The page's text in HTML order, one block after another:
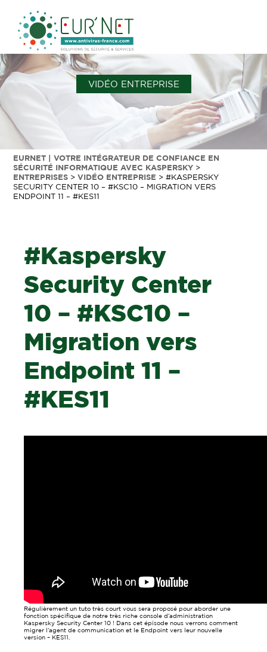
VIDÉO ENTREPRISE
EURNET | VOTRE INTÉGRATEUR DE CONFIANCE EN
SÉCURITÉ INFORMATIQUE AVEC KASPERSKY >
ENTREPRISES >VIDÉO ENTREPRISE >#KASPERSKY
SECURITY CENTER 10 – #KSC10 – MIGRATION VERS
ENDPOINT 11 – #KES11
#Kaspersky
Security Center
10 – #KSC10 –
Migration vers
Endpoint 11 –
#KES11
Régulièrement un tuto très court vous sera proposé pour aborder une
fonction spécifique de notre très riche console d’administration
Kaspersky Security Center 10 ! Dans cet épisode nous verrons comment
migrer l’agent de communication et le Endpoint vers leur nouvelle
version – KES11.